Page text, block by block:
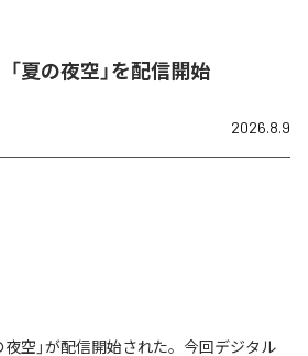
夏の夜空」を配信開始
2026.8.9
夜空」が配信開始された。今回デジタル